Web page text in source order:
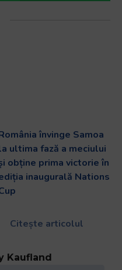
învinge Samoa
ultima fază a meciului
obține prima victorie în
inaugurală Nations
Citește articolul
Kaufland